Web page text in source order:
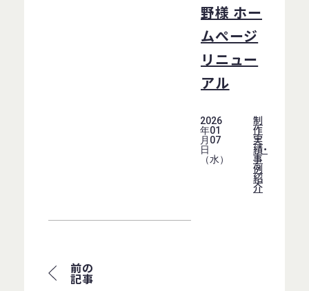
野様 ホー
ムぺージ
リニュー
アル
2026
年01
月07
日
（水）
制
作
実
績・
事
例
紹
介
前の
記事